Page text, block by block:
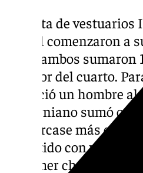
A vuelta de
del Sol comenzaron a
Entre ambos
ecuador del cuarto.
apareció un hombre
californiano sumó
se acercase más en
el partido con victoria
el primer choque de